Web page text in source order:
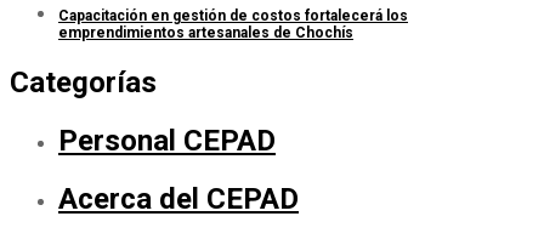
Capacitación en gestión de costos fortalecerá los
emprendimientos artesanales de Chochís
Categorías
Personal CEPAD
Acerca del CEPAD